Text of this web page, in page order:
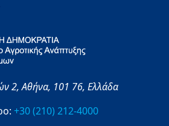
2,Αθήνα, 101 76, Ελλάδα
+30 (210) 212-4000